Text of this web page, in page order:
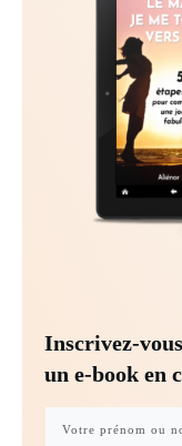
Inscrivez-
un e-book en